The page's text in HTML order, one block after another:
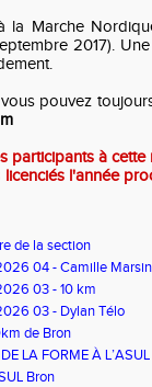
la Marche
2017).
pouvez
participants à
l'année
de la section
04 - Camille Marsin
03 - 10 km
03 - Dylan Télo
de Bron
LA FORME À
Bron